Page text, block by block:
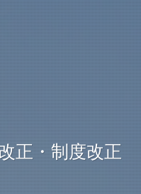
正・制度改正